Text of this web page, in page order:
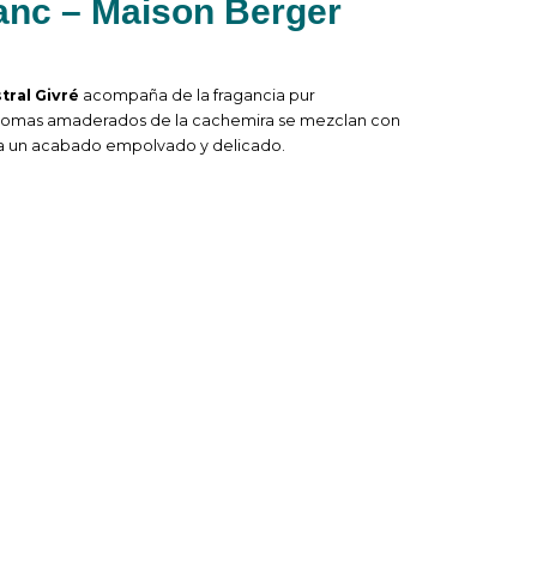
– Maison Berger
Givré acompaña de la fragancia pur
amaderados de la cachemira se mezclan con
un acabado empolvado y delicado.